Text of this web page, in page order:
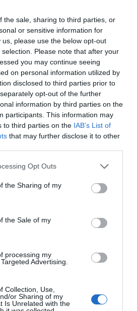
the sale, sharing to third parties, or
or sensitive information for
please use the below opt-out
Please note that after your
you may continue seeing
on personal information utilized by
disclosed to third parties prior to
opt-out of the further
information by third parties on the
participants. This information may
to third parties on the IAB’s List of
that may further disclose it to other
Opt Outs
the Sharing of my
the Sale of my
processing my
Advertising.
Collection, Use,
or Sharing of my
Is Unrelated with the
tornano di
le popstar
alle origini,
da
su Dua Lipa e
la
sul
i concerti